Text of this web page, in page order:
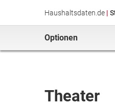
Haushaltsdaten.de |
Optionen
Theater